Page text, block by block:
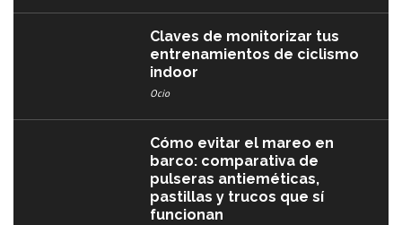
Claves de monitorizar tus
entrenamientos de ciclismo
indoor
Ocio
Cómo evitar el mareo en
barco: comparativa de
pulseras antieméticas,
pastillas y trucos que sí
funcionan